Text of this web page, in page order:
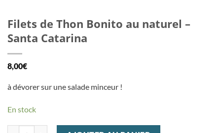
Filets de Thon Bonito au naturel –
Santa Catarina
8,00€
à dévorer sur une salade minceur !
En stock
quantité de Filets de Thon Bonito au naturel - Santa Catarina